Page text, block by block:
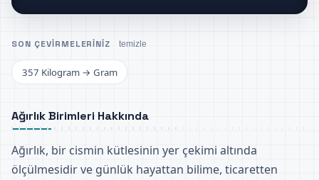
SON ÇEVIRMELERINIZ temizle
357 Kilogram → Gram
Ağırlık Birimleri Hakkında
Ağırlık, bir cismin kütlesinin yer çekimi altında
ölçülmesidir ve günlük hayattan bilime, ticaretten